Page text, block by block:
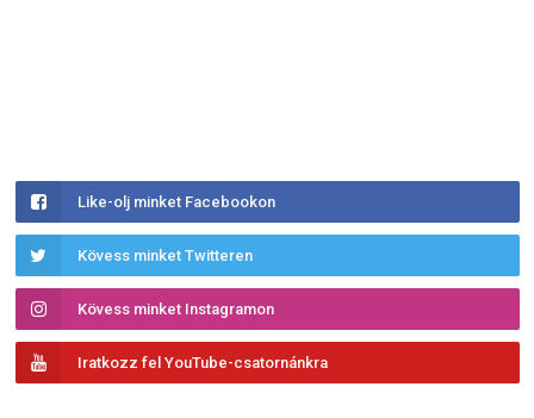
Like-olj minket Facebookon
Kövess minket Twitteren
Kövess minket Instagramon
Iratkozz fel YouTube-csatornánkra